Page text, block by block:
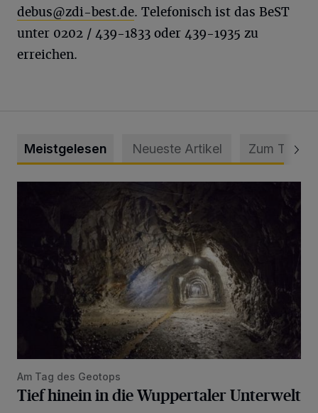
debus@zdi-best.de. Telefonisch ist das BeST
unter 0202 / 439-1833 oder 439-1935 zu
erreichen.
Meistgelesen Neueste Artikel Zum Thema
Am Tag des Geotops
Tief hinein in die Wuppertaler Unterwelt